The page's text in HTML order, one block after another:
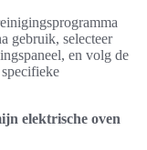
gebruik, selecteer
en volg de
elektrische oven